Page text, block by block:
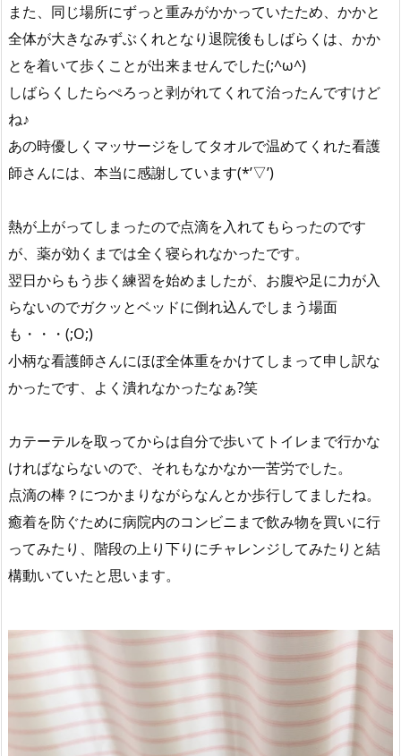
また、同じ場所にずっと重みがかかっていたため、かかと
全体が大きなみずぶくれとなり退院後もしばらくは、かか
とを着いて歩くことが出来ませんでした(;^ω^)
しばらくしたらぺろっと剥がれてくれて治ったんですけど
ね♪
あの時優しくマッサージをしてタオルで温めてくれた看護
師さんには、本当に感謝しています(*’▽’)
熱が上がってしまったので点滴を入れてもらったのです
が、薬が効くまでは全く寝られなかったです。
翌日からもう歩く練習を始めましたが、お腹や足に力が入
らないのでガクッとベッドに倒れ込んでしまう場面
も・・・(;O;)
小柄な看護師さんにほぼ全体重をかけてしまって申し訳な
かったです、よく潰れなかったなぁ?笑
カテーテルを取ってからは自分で歩いてトイレまで行かな
ければならないので、それもなかなか一苦労でした。
点滴の棒？につかまりながらなんとか歩行してましたね。
癒着を防ぐために病院内のコンビニまで飲み物を買いに行
ってみたり、階段の上り下りにチャレンジしてみたりと結
構動いていたと思います。